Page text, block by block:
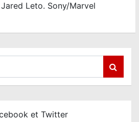
Leto. Sony/Marvel
et Twitter